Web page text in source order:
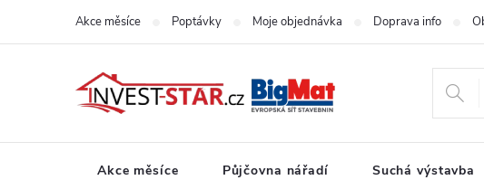
Akce měsíce Poptávky Moje objednávka Doprava info
Akce měsíce Půjčovna nářadí Suchá výstavba